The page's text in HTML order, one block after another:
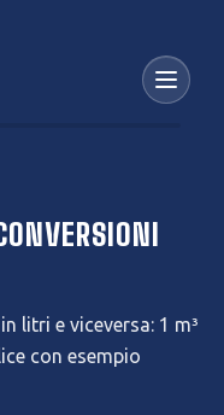
litri e viceversa: 1 m³
con esempio